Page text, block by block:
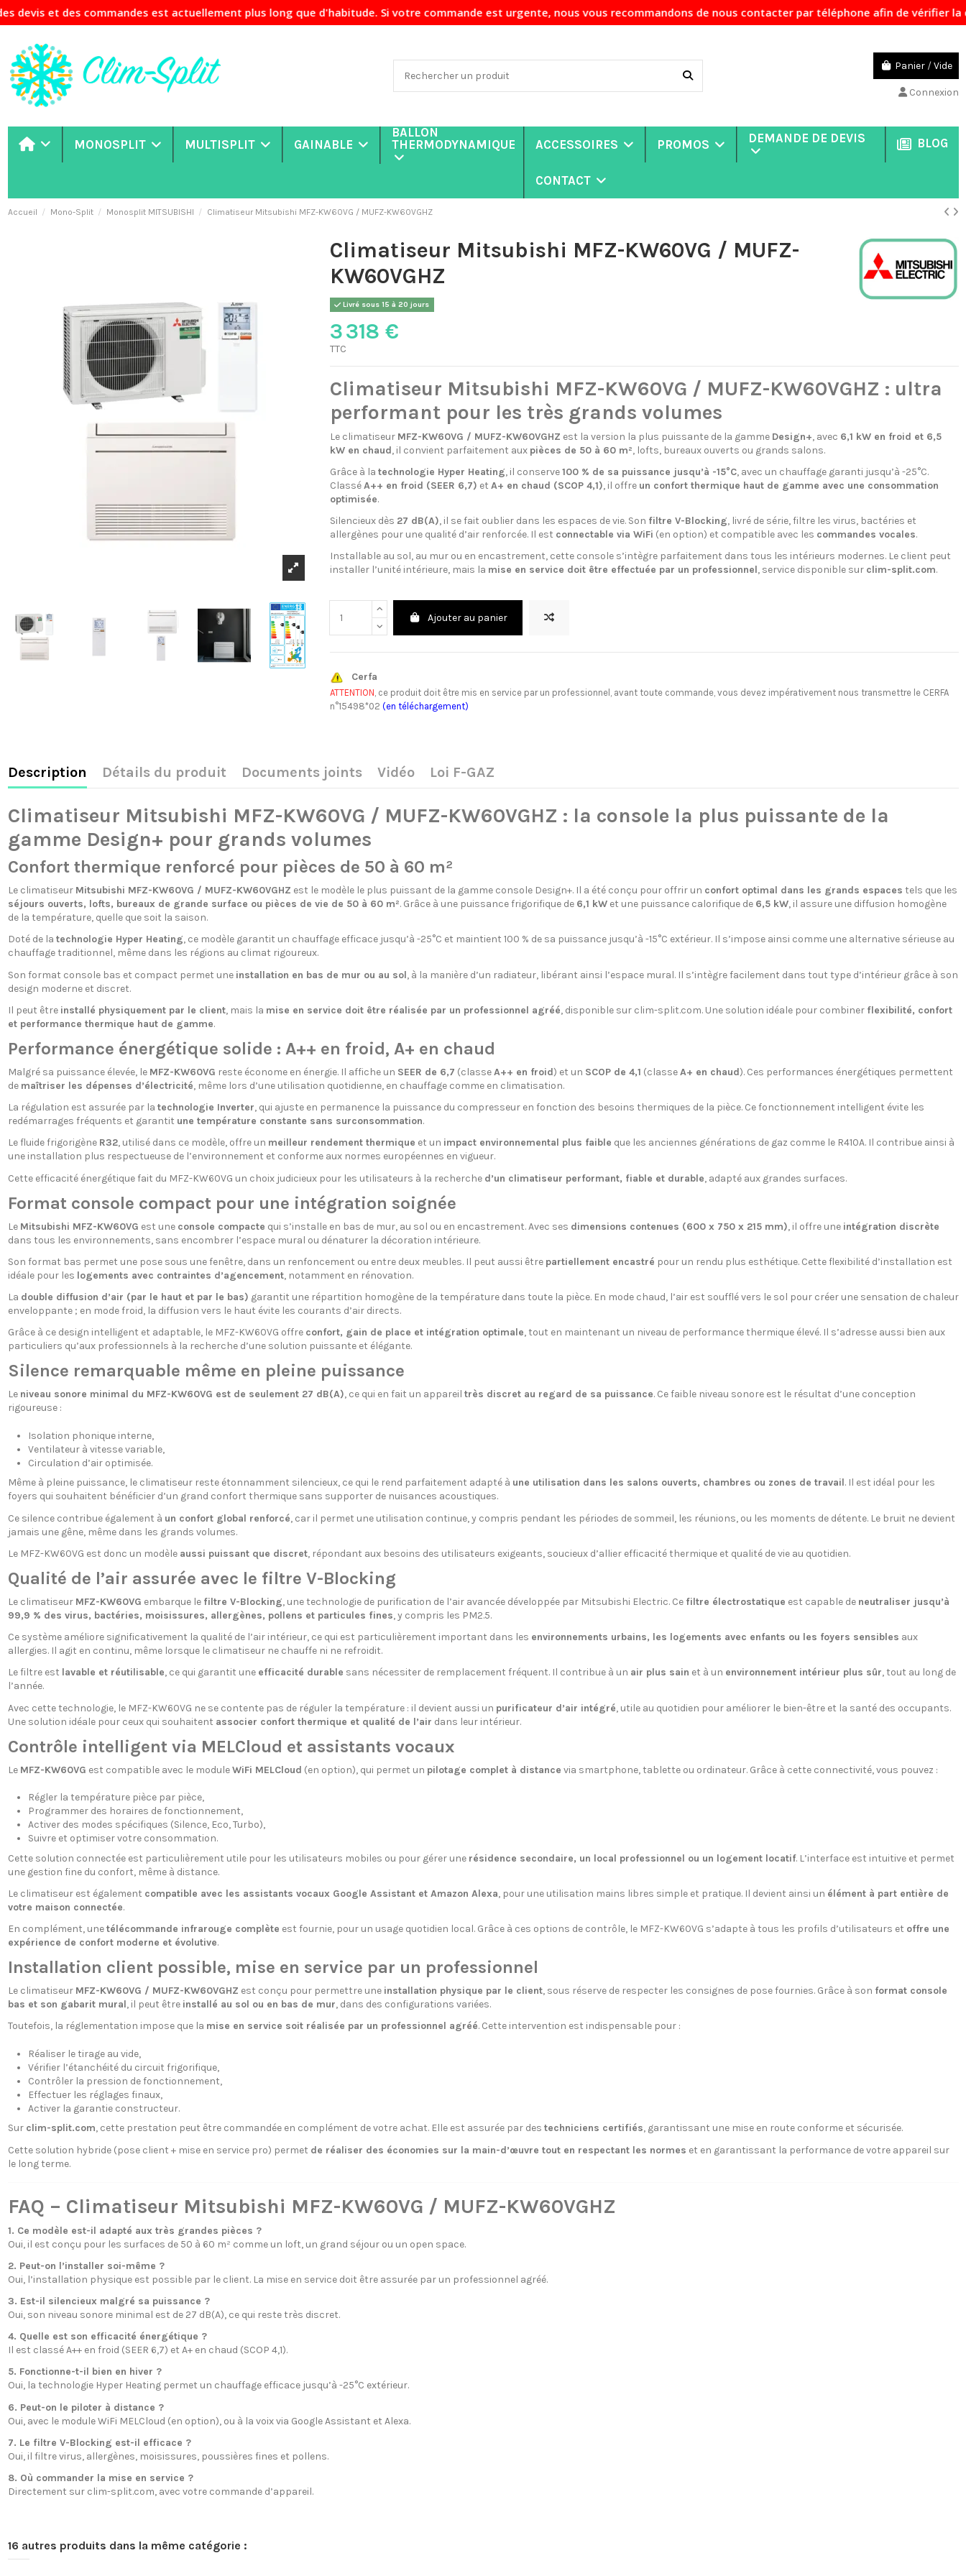
est actuellement plus long que d'habitude. Si votre commande est urgente, nous vous recommandons de nous contacter par téléphone afin de vérifier la disponibilité
Panier /Vide
Connexion
MONOSPLIT MULTISPLIT GAINABLE
BALLON
THERMODYNAMIQUE
ACCESSOIRES PROMOS DEMANDE DE DEVIS BLOG
CONTACT
Accueil Mono-Split Monosplit MITSUBISHI Climatiseur Mitsubishi MFZ-KW60VG / MUFZ-KW60VGHZ
Climatiseur Mitsubishi MFZ-KW60VG / MUFZ-
KW60VGHZ
Livré sous 15 à 20 jours
3 318 €
TTC
Climatiseur Mitsubishi MFZ-KW60VG / MUFZ-KW60VGHZ : ultra
performant pour les très grands volumes
Le climatiseur MFZ-KW60VG / MUFZ-KW60VGHZ est la version la plus puissante de la gamme Design+, avec 6,1 kW en froid et 6,5
kW en chaud, il convient parfaitement aux pièces de 50 à 60 m², lofts, bureaux ouverts ou grands salons.
Grâce à la technologie Hyper Heating, il conserve100 % de sa puissance jusqu’à -15°C, avec un chauffage garanti jusqu’à -25°C.
ClasséA++ en froid (SEER 6,7) et A+ en chaud (SCOP 4,1), il offre un confort thermique haut de gamme avec une consommation
optimisée.
Silencieux dès 27 dB(A), il se fait oublier dans les espaces de vie. Son filtre V-Blocking, livré de série, filtre les virus, bactéries et
allergènes pour une qualité d’air renforcée. Il est connectable via WiFi (en option) et compatible avec les commandes vocales.
Installable au sol, au mur ou en encastrement, cette console s’intègre parfaitement dans tous les intérieurs modernes. Le client peut
installer l’unité intérieure, mais la mise en service doit être effectuée par un professionnel, service disponible sur clim-split.com.
Ajouter au panier
Cerfa
ATTENTION, ce produit doit être mis en service par un professionnel, avant toute commande, vous devez impérativement nous transmettre le CERFA
n°15498*02 (en téléchargement)
Description Détails du produit Documents joints Vidéo Loi F-GAZ
Climatiseur Mitsubishi MFZ-KW60VG / MUFZ-KW60VGHZ : la console la plus puissante de la
gamme Design+ pour grands volumes
Confort thermique renforcé pour pièces de 50 à 60 m²
Le climatiseur Mitsubishi MFZ-KW60VG / MUFZ-KW60VGHZ est le modèle le plus puissant de la gamme console Design+. Il a été conçu pour offrir un confort optimal dans les grands espaces tels que les
séjours ouverts, lofts, bureaux de grande surface ou pièces de vie de 50 à 60 m². Grâce à une puissance frigorifique de 6,1 kWet une puissance calorifique de 6,5 kW, il assure une diffusion homogène
de la température, quelle que soit la saison.
Doté de la technologie Hyper Heating, ce modèle garantit un chauffage efficace jusqu’à -25°C et maintient 100 % de sa puissance jusqu’à -15°C extérieur. Il s’impose ainsi comme une alternative sérieuse au
chauffage traditionnel, même dans les régions au climat rigoureux.
Son format console bas et compact permet une installation en bas de mur ou au sol, à la manière d’un radiateur, libérant ainsi l’espace mural. Il s’intègre facilement dans tout type d’intérieur grâce à son
design moderne et discret.
Il peut être installé physiquement par le client, mais la mise en service doit être réalisée par un professionnel agréé, disponible sur clim-split.com. Une solution idéale pour combiner flexibilité, confort
et performance thermique haut de gamme.
Performance énergétique solide : A++ en froid, A+ en chaud
Malgré sa puissance élevée, le MFZ-KW60VG reste économe en énergie. Il affiche un SEER de 6,7 (classeA++ en froid) et un SCOP de 4,1 (classeA+ en chaud). Ces performances énergétiques permettent
de maîtriser les dépenses d’électricité, même lors d’une utilisation quotidienne, en chauffage comme en climatisation.
La régulation est assurée par la technologie Inverter, qui ajuste en permanence la puissance du compresseur en fonction des besoins thermiques de la pièce. Ce fonctionnement intelligent évite les
redémarrages fréquents et garantit une température constante sans surconsommation.
Le fluide frigorigène R32, utilisé dans ce modèle, offre un meilleur rendement thermique et un impact environnemental plus faible que les anciennes générations de gaz comme le R410A. Il contribue ainsi à
une installation plus respectueuse de l’environnement et conforme aux normes européennes en vigueur.
Cette efficacité énergétique fait du MFZ-KW60VG un choix judicieux pour les utilisateurs à la recherche d’un climatiseur performant, fiable et durable, adapté aux grandes surfaces.
Format console compact pour une intégration soignée
Le Mitsubishi MFZ-KW60VG est une console compacte qui s’installe en bas de mur, au sol ou en encastrement. Avec ses dimensions contenues (600 x 750 x 215 mm), il offre une intégration discrète
dans tous les environnements, sans encombrer l’espace mural ou dénaturer la décoration intérieure.
Son format bas permet une pose sous une fenêtre, dans un renfoncement ou entre deux meubles. Il peut aussi être partiellement encastré pour un rendu plus esthétique. Cette flexibilité d’installation est
idéale pour les logements avec contraintes d’agencement, notamment en rénovation.
La double diffusion d’air (par le haut et par le bas) garantit une répartition homogène de la température dans toute la pièce. En mode chaud, l’air est soufflé vers le sol pour créer une sensation de chaleur
enveloppante ; en mode froid, la diffusion vers le haut évite les courants d’air directs.
Grâce à ce design intelligent et adaptable, le MFZ-KW60VG offre confort, gain de place et intégration optimale, tout en maintenant un niveau de performance thermique élevé. Il s’adresse aussi bien aux
particuliers qu’aux professionnels à la recherche d’une solution puissante et élégante.
Silence remarquable même en pleine puissance
Le niveau sonore minimal du MFZ-KW60VG est de seulement 27 dB(A), ce qui en fait un appareil très discret au regard de sa puissance. Ce faible niveau sonore est le résultat d’une conception
rigoureuse :
Isolation phonique interne,
Ventilateur à vitesse variable,
Circulation d’air optimisée.
Même à pleine puissance, le climatiseur reste étonnamment silencieux, ce qui le rend parfaitement adapté à une utilisation dans les salons ouverts, chambres ou zones de travail. Il est idéal pour les
foyers qui souhaitent bénéficier d’un grand confort thermique sans supporter de nuisances acoustiques.
Ce silence contribue également à un confort global renforcé, car il permet une utilisation continue, y compris pendant les périodes de sommeil, les réunions, ou les moments de détente. Le bruit ne devient
jamais une gêne, même dans les grands volumes.
Le MFZ-KW60VG est donc un modèle aussi puissant que discret, répondant aux besoins des utilisateurs exigeants, soucieux d’allier efficacité thermique et qualité de vie au quotidien.
Qualité de l’air assurée avec le filtre V-Blocking
Le climatiseur MFZ-KW60VG embarque le filtre V-Blocking, une technologie de purification de l’air avancée développée par Mitsubishi Electric. Ce filtre électrostatique est capable de neutraliser jusqu’à
99,9 % des virus, bactéries, moisissures, allergènes, pollens et particules fines, y compris les PM2.5.
Ce système améliore significativement la qualité de l’air intérieur, ce qui est particulièrement important dans les environnements urbains, les logements avec enfants ou les foyers sensibles aux
allergies. Il agit en continu, même lorsque le climatiseur ne chauffe ni ne refroidit.
Le filtre est lavable et réutilisable, ce qui garantit une efficacité durable sans nécessiter de remplacement fréquent. Il contribue à un air plus sain et à un environnement intérieur plus sûr, tout au long de
l’année.
Avec cette technologie, le MFZ-KW60VG ne se contente pas de réguler la température : il devient aussi un purificateur d’air intégré, utile au quotidien pour améliorer le bien-être et la santé des occupants.
Une solution idéale pour ceux qui souhaitent associer confort thermique et qualité de l’air dans leur intérieur.
Contrôle intelligent via MELCloud et assistants vocaux
Le MFZ-KW60VG est compatible avec le moduleWiFi MELCloud (en option), qui permet un pilotage complet à distance via smartphone, tablette ou ordinateur. Grâce à cette connectivité, vous pouvez :
Régler la température pièce par pièce,
Programmer des horaires de fonctionnement,
Activer des modes spécifiques (Silence, Eco, Turbo),
Suivre et optimiser votre consommation.
Cette solution connectée est particulièrement utile pour les utilisateurs mobiles ou pour gérer une résidence secondaire, un local professionnel ou un logement locatif. L’interface est intuitive et permet
une gestion fine du confort, même à distance.
Le climatiseur est également compatible avec les assistants vocaux Google Assistant et Amazon Alexa, pour une utilisation mains libres simple et pratique. Il devient ainsi un élément à part entière de
votre maison connectée.
En complément, unetélécommande infrarouge complète est fournie, pour un usage quotidien local. Grâce à ces options de contrôle, le MFZ-KW60VG s’adapte à tous les profils d’utilisateurs et offre une
expérience de confort moderne et évolutive.
Installation client possible, mise en service par un professionnel
Le climatiseur MFZ-KW60VG / MUFZ-KW60VGHZ est conçu pour permettre une installation physique par le client, sous réserve de respecter les consignes de pose fournies. Grâce à son format console
bas et son gabarit mural, il peut être installé au sol ou en bas de mur, dans des configurations variées.
Toutefois, la réglementation impose que la mise en service soit réalisée par un professionnel agréé. Cette intervention est indispensable pour :
Réaliser le tirage au vide,
Vérifier l’étanchéité du circuit frigorifique,
Contrôler la pression de fonctionnement,
Effectuer les réglages finaux,
Activer la garantie constructeur.
Sur clim-split.com, cette prestation peut être commandée en complément de votre achat. Elle est assurée par des techniciens certifiés, garantissant une mise en route conforme et sécurisée.
Cette solution hybride (pose client + mise en service pro) permet de réaliser des économies sur la main-d’œuvre tout en respectant les normes et en garantissant la performance de votre appareil sur
le long terme.
FAQ – Climatiseur Mitsubishi MFZ-KW60VG / MUFZ-KW60VGHZ
1. Ce modèle est-il adapté aux très grandes pièces ?
Oui, il est conçu pour les surfaces de 50 à 60 m² comme un loft, un grand séjour ou un open space.
2. Peut-on l’installer soi-même ?
Oui, l’installation physique est possible par le client. La mise en service doit être assurée par un professionnel agréé.
3. Est-il silencieux malgré sa puissance ?
Oui, son niveau sonore minimal est de 27 dB(A), ce qui reste très discret.
4. Quelle est son efficacité énergétique ?
Il est classé A++ en froid (SEER 6,7) et A+ en chaud (SCOP 4,1).
5. Fonctionne-t-il bien en hiver ?
Oui, la technologie Hyper Heating permet un chauffage efficace jusqu’à -25°C extérieur.
6. Peut-on le piloter à distance ?
Oui, avec le module WiFi MELCloud (en option), ou à la voix via Google Assistant et Alexa.
7. Le filtre V-Blocking est-il efficace ?
Oui, il filtre virus, allergènes, moisissures, poussières fines et pollens.
8. Où commander la mise en service ?
Directement sur clim-split.com, avec votre commande d’appareil.
16 autres produits dans la même catégorie :